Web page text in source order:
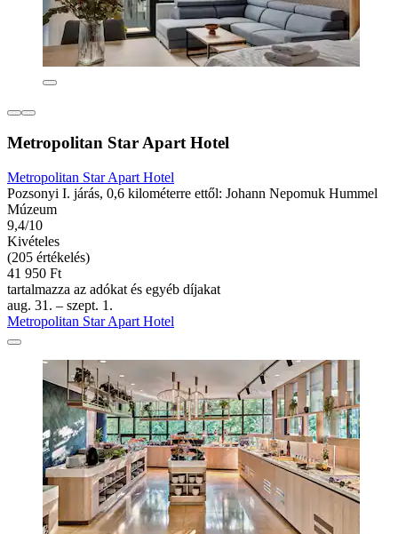
Metropolitan Star Apart Hotel
Metropolitan Star Apart Hotel
Pozsonyi I. járás, 0,6 kilométerre ettől: Johann Nepomuk Hummel
Múzeum
9,4/10
Kivételes
(205 értékelés)
41 950 Ft
tartalmazza az adókat és egyéb díjakat
aug. 31. – szept. 1.
Metropolitan Star Apart Hotel